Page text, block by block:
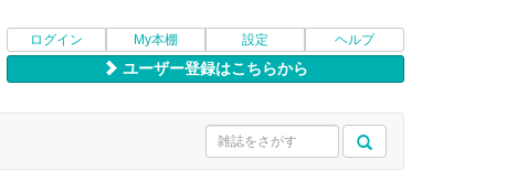
ログイン My本棚 設定 ヘルプ
ユーザー登録はこちらから